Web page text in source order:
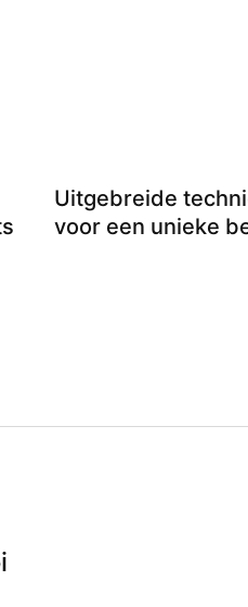
Uitgebreide
voor een unieke